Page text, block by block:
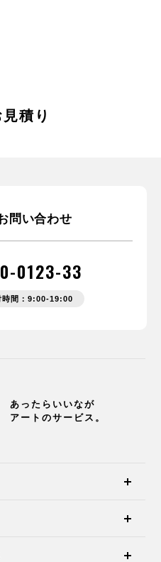
積り
問い合わせ
0123-33
時間：9:00-19:00
あったらいいなが
アートのサービス。